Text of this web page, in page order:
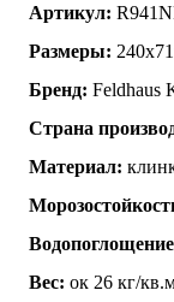
Артикул:
Размеры:
Бренд: Feldhaus
Страна
Материал:
Вес: ок 26 кг/